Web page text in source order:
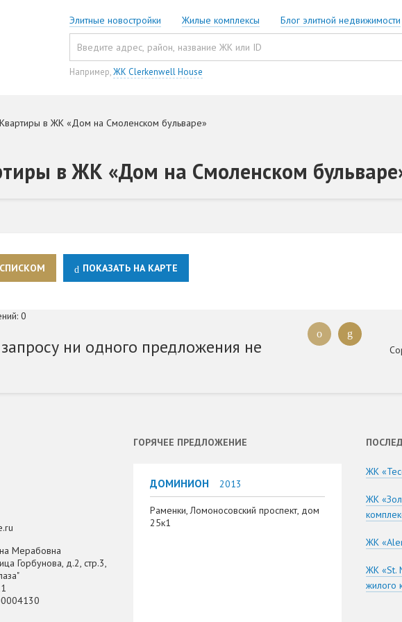
Элитные новостройки Жилые комплексы Блог элитной недвижимости
Например,ЖК Clerkenwell House
Квартиры в ЖК «Дом на Смоленском бульваре»
в ЖК «Дом на Смоленском
ПОКАЗАТЬ НА КАРТЕ
0
ни одного предложения не
Мерабовна
Горбунова, д.2, стр.3,
ГОРЯЧЕЕ ПРЕДЛОЖЕНИЕ
ДОМИНИОН 2013
Раменки, Ломоносовский проспект, дом
25к1
ЖК
ЖК
ЖК
ЖК «St.
жилого